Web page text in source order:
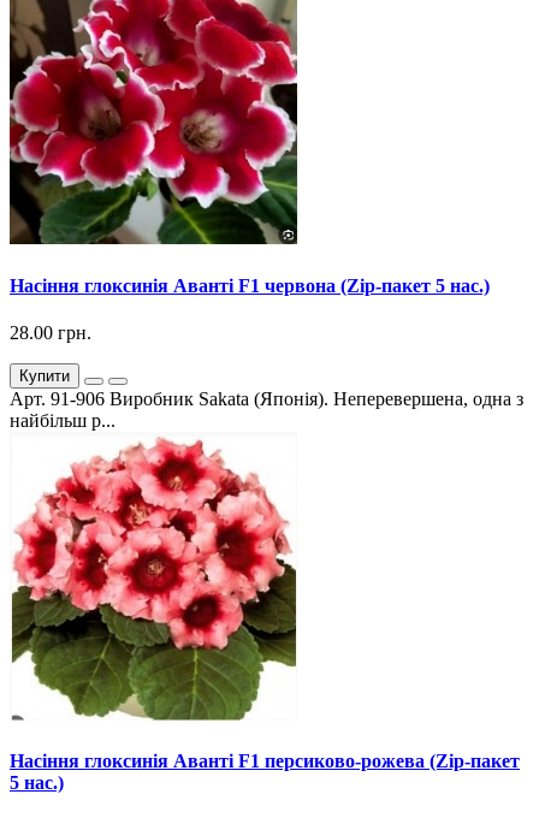
Насіння глоксинія Аванті F1 червона (Zip-пакет 5 нас.)
28.00 грн.
Купити
Арт. 91-906 Виробник Sakata (Японія). Неперевершена, одна з
найбільш р...
Насіння глоксинія Аванті F1 персиково-рожева (Zip-пакет
5 нас.)